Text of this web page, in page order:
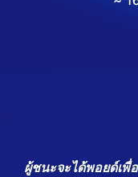
ผู้ชนะจะได้พอยด์เพื่